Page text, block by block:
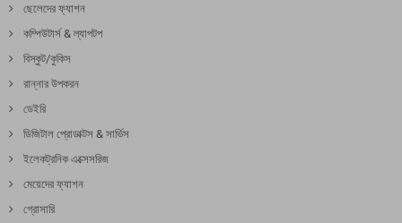
ছেলেদের ফ্যাশন
কম্পিউটার্স & ল্যাপটপ
বিস্কুট/কুকিস
রান্নার উপকরন
ডেইরি
ডিজিটাল প্রোডাক্টস & সার্ভিস
ইলেকট্রনিক এক্সেসরিজ
মেয়েদের ফ্যাশন
গ্রোসারি